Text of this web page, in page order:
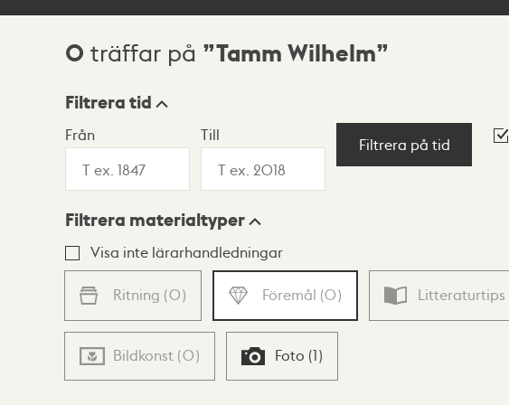
Sökresultat
0 träffar på Tamm Wilhelm
Visningsläge
Lista Karta
Filtrera tid
Från Till
Filtrera på tid
Filtrera materialtyper
Visa inte lärarhandledningar
Ritning (0) Föremål (0) Litteraturtips
Bildkonst (0) Foto (1)